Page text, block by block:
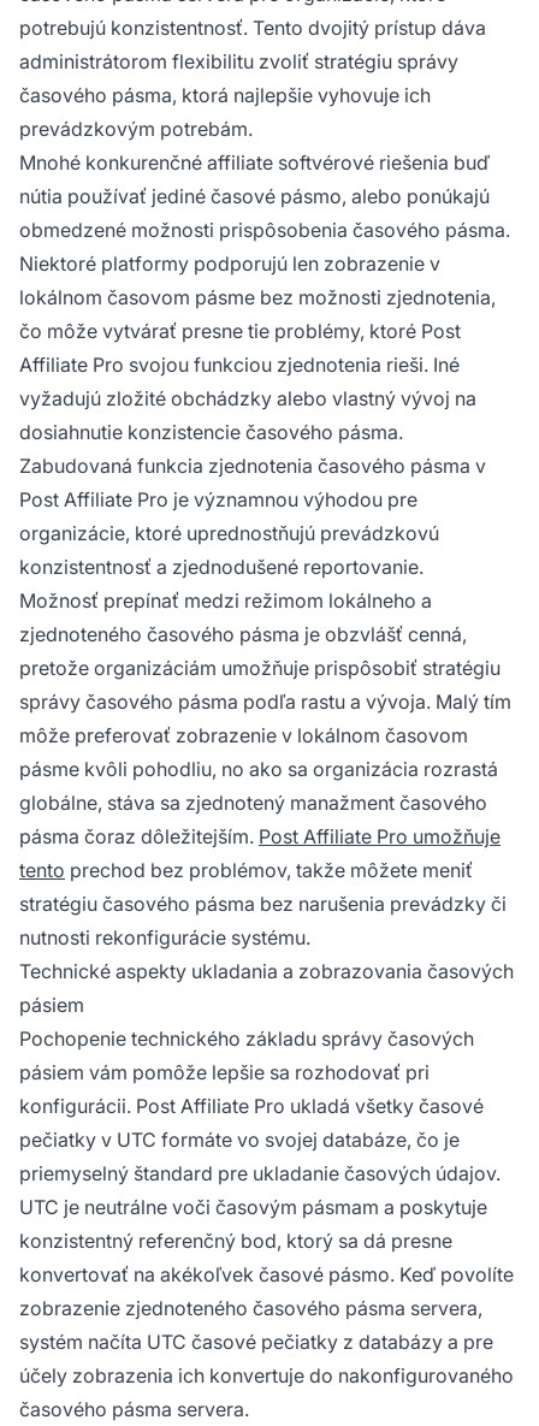
potrebujú konzistentnosť. Tento dvojitý prístup dáva
administrátorom flexibilitu zvoliť stratégiu správy
časového pásma, ktorá najlepšie vyhovuje ich
prevádzkovým potrebám.
Mnohé konkurenčné affiliate softvérové riešenia buď
nútia používať jediné časové pásmo, alebo ponúkajú
obmedzené možnosti prispôsobenia časového pásma.
Niektoré platformy podporujú len zobrazenie v
lokálnom časovom pásme bez možnosti zjednotenia,
čo môže vytvárať presne tie problémy, ktoré Post
Affiliate Pro svojou funkciou zjednotenia rieši. Iné
vyžadujú zložité obchádzky alebo vlastný vývoj na
dosiahnutie konzistencie časového pásma.
Zabudovaná funkcia zjednotenia časového pásma v
Post Affiliate Pro je významnou výhodou pre
organizácie, ktoré uprednostňujú prevádzkovú
konzistentnosť a zjednodušené reportovanie.
Možnosť prepínať medzi režimom lokálneho a
zjednoteného časového pásma je obzvlášť cenná,
pretože organizáciám umožňuje prispôsobiť stratégiu
správy časového pásma podľa rastu a vývoja. Malý tím
môže preferovať zobrazenie v lokálnom časovom
pásme kvôli pohodliu, no ako sa organizácia rozrastá
globálne, stáva sa zjednotený manažment časového
pásma čoraz dôležitejším. Post Affiliate Pro umožňuje
tento prechod bez problémov, takže môžete meniť
stratégiu časového pásma bez narušenia prevádzky či
nutnosti rekonfigurácie systému.
Technické aspekty ukladania a zobrazovania časových
pásiem
Pochopenie technického základu správy časových
pásiem vám pomôže lepšie sa rozhodovať pri
konfigurácii. Post Affiliate Pro ukladá všetky časové
pečiatky v UTC formáte vo svojej databáze, čo je
priemyselný štandard pre ukladanie časových údajov.
UTC je neutrálne voči časovým pásmam a poskytuje
konzistentný referenčný bod, ktorý sa dá presne
konvertovať na akékoľvek časové pásmo. Keď povolíte
zobrazenie zjednoteného časového pásma servera,
systém načíta UTC časové pečiatky z databázy a pre
účely zobrazenia ich konvertuje do nakonfigurovaného
časového pásma servera.